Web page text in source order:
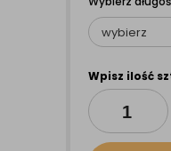
Wpisz ilość